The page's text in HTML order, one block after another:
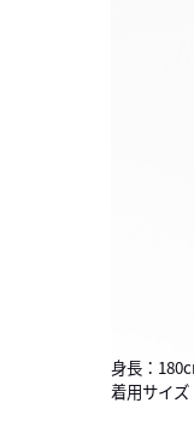
身長：
着用サイズ